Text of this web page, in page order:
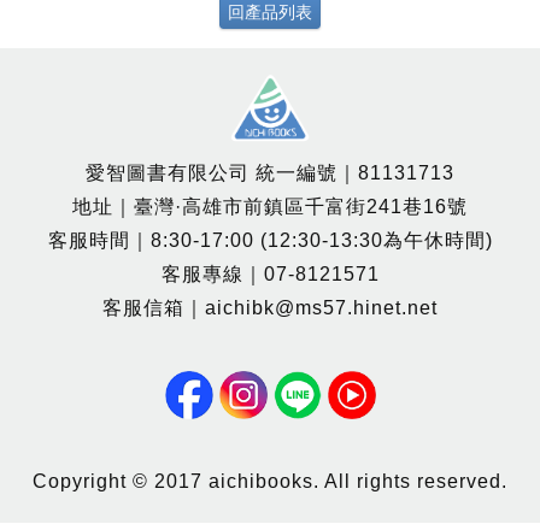
回產品列表
愛智圖書有限公司 統一編號｜81131713
地址｜臺灣·高雄市前鎮區千富街241巷16號
客服時間｜8:30-17:00 (12:30-13:30為午休時間)
客服專線｜07-8121571
客服信箱｜aichibk@ms57.hinet.net
Copyright © 2017 aichibooks. All rights reserved.